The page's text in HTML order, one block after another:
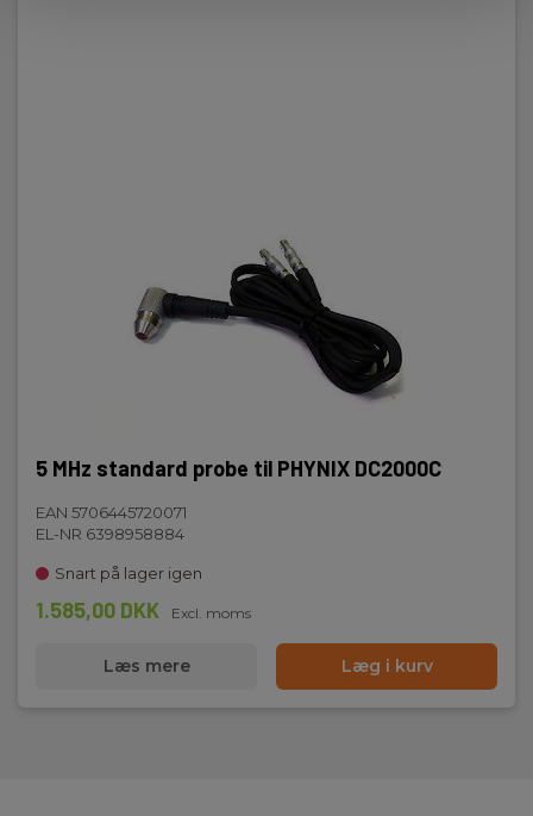
5 MHz standard probe til PHYNIX DC2000C
EAN 5706445720071
EL-NR 6398958884
Snart på lager igen
1.585,00 DKK Excl. moms
Læs mere Læg i kurv